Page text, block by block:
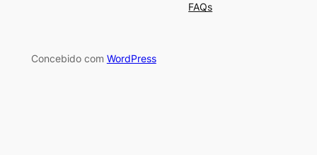
FAQs
Concebido com WordPress